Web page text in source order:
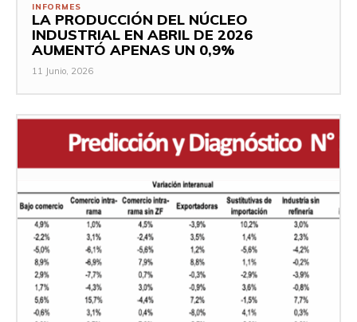
INFORMES
LA PRODUCCIÓN DEL NÚCLEO
INDUSTRIAL EN ABRIL DE 2026
AUMENTÓ APENAS UN 0,9%
11 Junio, 2026